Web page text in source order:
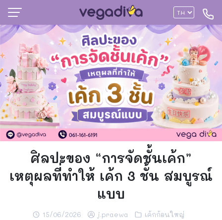
ศิลปะของ “การจัดชั้นเค้ก”
เหตุผลที่ทำให้ เค้ก 3 ชั้น สมบูรณ์
แบบ
15/06/2026 j.praewa เค้กก้อนใหญ่